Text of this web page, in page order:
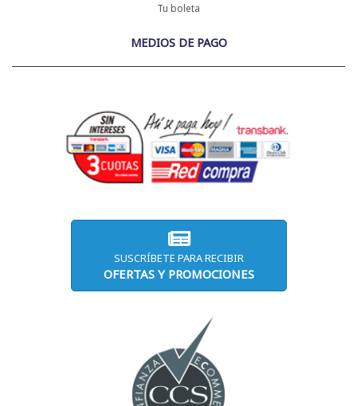
Tu boleta
MEDIOS DE PAGO
SUSCRÍBETE PARA RECIBIR
OFERTAS Y PROMOCIONES